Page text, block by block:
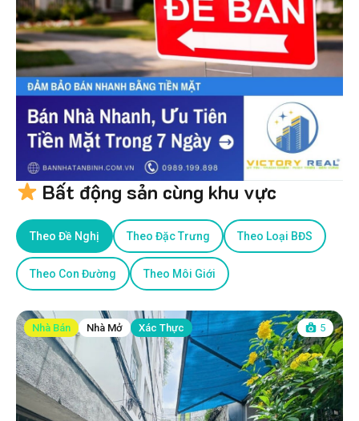
Bất động sản cùng khu vực
Theo Đề Nghị Theo Đặc Trưng Theo Loại BĐS
Theo Con Đường Theo Môi Giới
Nhà Bán Nhà Mở Xác Thực 5